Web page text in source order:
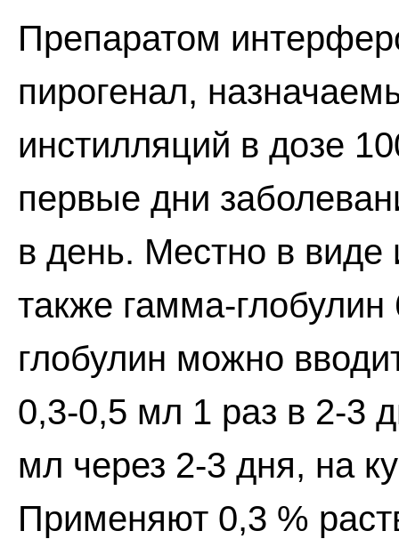
Препаратом
пирогенал,
инстилляций в дозе
первые дни
в день. Местно в виде
также гамма-
глобулин можно
0,3-0,5 мл 1 раз в 2-3
мл через 2-3 дня, на
Применяют 0,3 %